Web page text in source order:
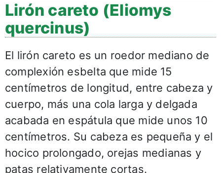
Lirón careto (Eliomys
quercinus)
El lirón careto es un roedor mediano de
complexión esbelta que mide 15
centímetros de longitud, entre cabeza y
cuerpo, más una cola larga y delgada
acabada en espátula que mide unos 10
centímetros. Su cabeza es pequeña y el
hocico prolongado, orejas medianas y
patas relativamente cortas.